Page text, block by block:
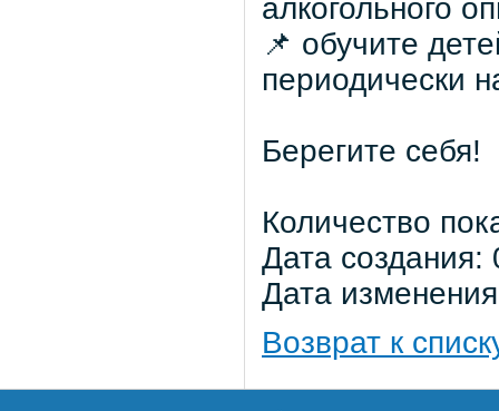
алкогольного
📌 обучите
периодически
Берегите себя!
Количество
Дата
Дата
Возврат к